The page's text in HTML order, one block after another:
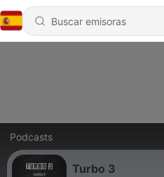
Podcasts
Turbo 3